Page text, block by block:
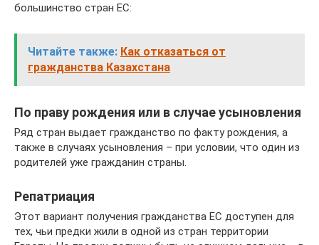
большинство стран ЕС:
Читайте также: Как отказаться от
гражданства Казахстана
По праву рождения или в случае усыновления
Ряд стран выдает гражданство по факту рождения, а
также в случаях усыновления – при условии, что один из
родителей уже гражданин страны.
Репатриация
Этот вариант получения гражданства ЕС доступен для
тех, чьи предки жили в одной из стран территории